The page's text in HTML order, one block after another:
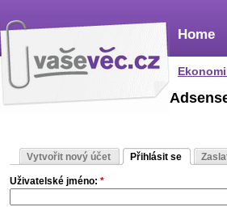
Home
Vytvořit nový účet Přihlásit se
Uživatelské jméno: *